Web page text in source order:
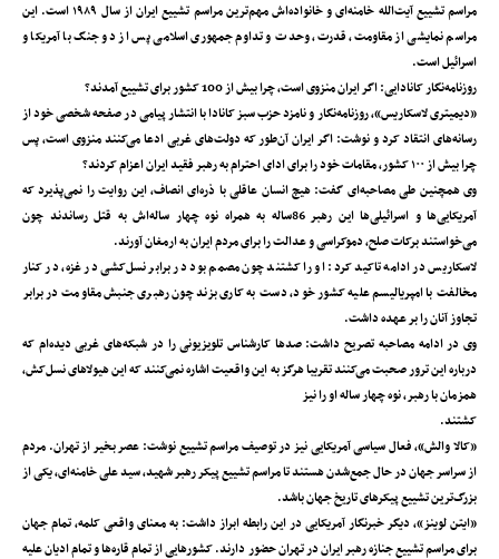
مراسم تشییع آیت‌الله خامنه‌ای و خانواده‌اش مهم‌ترین مراسم تشییع ایران از سال ۱۹۸۹ است. این
مراسم نمایشی از مقاومت، قدرت، وحدت و تداوم جمهوری اسلامی پس از دو جنگ با آمریکا و
اسرائیل است.
روزنامه‌نگار کانادایی: اگر ایران منزوی‌ است، چرا بیش از 100 کشور برای تشییع آمدند؟
«دیمیتری لاسکاریس»، روزنامه‌نگار و نامزد حزب سبز کانادا با انتشار پیامی در صفحه شخصی خود از
رسانه‌های انتقاد کرد و نوشت: اگر ایران آن‌طور که دولت‌های غربی ادعا می‌کنند منزوی است، پس
چرا بیش از ۱۰۰ کشور، مقامات خود را برای ادای احترام به رهبر فقید ایران اعزام کردند؟
وی همچنین طی مصاحبه‌ای گفت: هیچ انسان عاقلی با ذره‌ای انصاف، این روایت را نمی‌پذیرد که
آمریکایی‌ها و اسرائیلی‌ها این رهبر 86ساله به همراه نوه چهار ساله‌اش به قتل رساندند چون
می‌خواستند برکات صلح، دموکراسی و عدالت را برای مردم ایران به ارمغان آورند.
لاسکاریس در ادامه تاکید کرد: او را کشتند چون مصمم بود در برابر نسل‌کشی در غزه، در کنار
مخالفت با امپریالیسم علیه کشور خود، دست به کاری بزند چون رهبری جنبش مقاومت در برابر
تجاوز آنان را بر عهده داشت.
وی در ادامه مصاحبه تصریح داشت: صدها کارشناس تلویزیونی را در شبکه‌های غربی دیده‌ام که
درباره این ترور صحبت می‌کنند تقریبا هرگز به این واقعیت اشاره نمی‌کنند که این هیولاهای نسل‌کش،
همزمان با رهبر، نوه چهار ساله او را نیز
کشتند.
«کالا والش»، فعال سیاسی آمریکایی نیز در توصیف مراسم تشییع نوشت: عصر بخیر از تهران. مردم
از سراسر جهان در حال جمع‌شدن هستند تا مراسم تشییع پیکر رهبر شهید، سید علی خامنه‌ای، یکی از
بزرگ‌ترین تشییع پیکرهای تاریخ جهان باشد.
«ایتن لوینز»، دیگر خبرنگار آمریکایی در این رابطه ابراز داشت: به معنای واقعی کلمه، تمام جهان
برای مراسم تشییع جنازه رهبر ایران در تهران حضور دارند. کشورهایی از تمام قاره‌ها و تمام ادیان علیه